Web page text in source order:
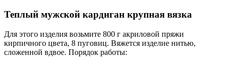
Теплый мужской кардиган крупная вязка
Для этого изделия возьмите 800 г акриловой пряжи
кирпичного цвета, 8 пуговиц. Вяжется изделие нитью,
сложенной вдвое. Порядок работы: